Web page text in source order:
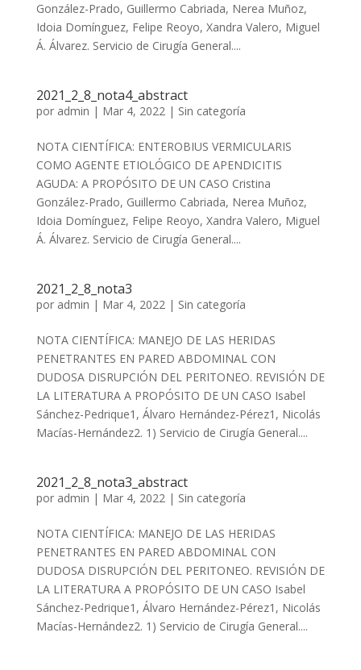
González-Prado, Guillermo Cabriada, Nerea Muñoz,
Idoia Domínguez, Felipe Reoyo, Xandra Valero, Miguel
Á. Álvarez. Servicio de Cirugía General....
2021_2_8_nota4_abstract
por admin | Mar 4, 2022| Sin categoría
NOTA CIENTÍFICA: ENTEROBIUS VERMICULARIS
COMO AGENTE ETIOLÓGICO DE APENDICITIS
AGUDA: A PROPÓSITO DE UN CASO Cristina
González-Prado, Guillermo Cabriada, Nerea Muñoz,
Idoia Domínguez, Felipe Reoyo, Xandra Valero, Miguel
Á. Álvarez. Servicio de Cirugía General....
2021_2_8_nota3
por admin | Mar 4, 2022| Sin categoría
NOTA CIENTÍFICA: MANEJO DE LAS HERIDAS
PENETRANTES EN PARED ABDOMINAL CON
DUDOSA DISRUPCIÓN DEL PERITONEO. REVISIÓN DE
LA LITERATURA A PROPÓSITO DE UN CASO Isabel
Sánchez-Pedrique1, Álvaro Hernández-Pérez1, Nicolás
Macías-Hernández2. 1) Servicio de Cirugía General....
2021_2_8_nota3_abstract
por admin | Mar 4, 2022| Sin categoría
NOTA CIENTÍFICA: MANEJO DE LAS HERIDAS
PENETRANTES EN PARED ABDOMINAL CON
DUDOSA DISRUPCIÓN DEL PERITONEO. REVISIÓN DE
LA LITERATURA A PROPÓSITO DE UN CASO Isabel
Sánchez-Pedrique1, Álvaro Hernández-Pérez1, Nicolás
Macías-Hernández2. 1) Servicio de Cirugía General....